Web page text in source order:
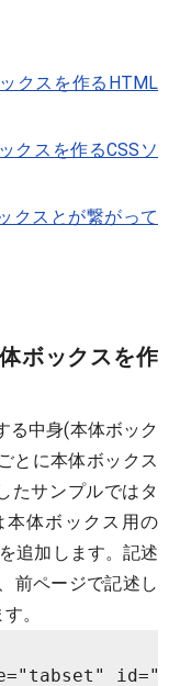
クスを作るHTML
クスを作るCSSソ
クスとが繋がって
ボックスを作
る中身(本体ボック
とに本体ボックス
たサンプルではタ
体ボックス用の
追加します。記述
前ページで記述し
。